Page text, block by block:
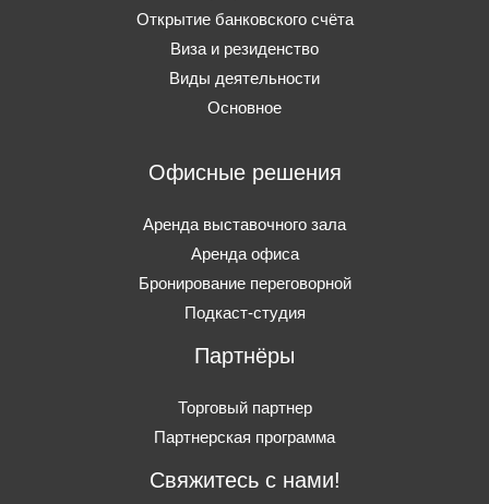
Открытие банковского счёта
Виза и резиденство
Виды деятельности
Основное
Офисные решения
Аренда выставочного зала
Аренда офиса
Бронирование переговорной
Подкаст-студия
Партнёры
Торговый партнер
Партнерская программа
Свяжитесь с нами!